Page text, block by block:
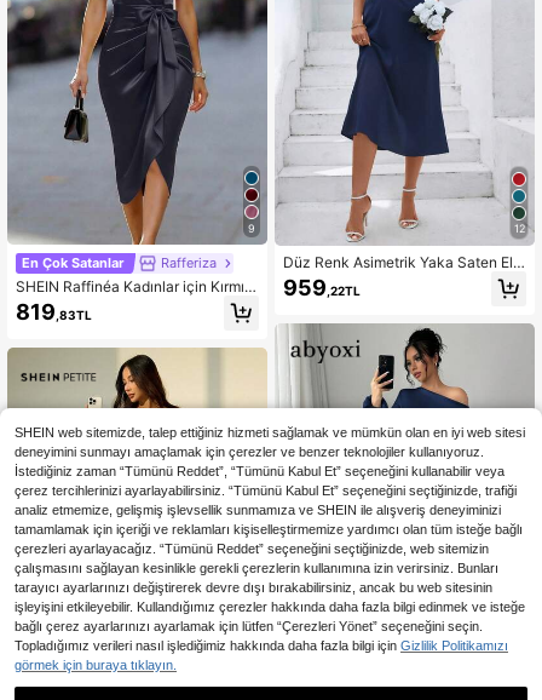
9
En Çok Satanlar Rafferiza
SHEIN Raffinéa Kadınlar için Kırmızı
Biber Rengi V Yaka Saten Kumaş Ç
apraz Ön Detaylı Büzgülü Etek Ucu
Göz Alıcı Etkinlikler ve Romantik Bu
luşmalar İçin Uygundur.
819 ,83TL
12
Düz Renk Asimetrik Yaka Saten Elbi
se Parti Yaz Şık
959 ,22TL
En Çok Satanlar abyoxi-chic
SHEIN web sitemizde, talep ettiğiniz hizmeti sağlamak ve mümkün olan en iyi web sitesi
deneyimini sunmayı amaçlamak için çerezler ve benzer teknolojiler kullanıyoruz.
İstediğiniz zaman “Tümünü Reddet”, “Tümünü Kabul Et” seçeneğini kullanabilir veya
çerez tercihlerinizi ayarlayabilirsiniz. “Tümünü Kabul Et” seçeneğini seçtiğinizde, trafiği
analiz etmemize, gelişmiş işlevsellik sunmamıza ve SHEIN ile alışveriş deneyiminizi
tamamlamak için içeriği ve reklamları kişiselleştirmemize yardımcı olan tüm isteğe bağlı
çerezleri ayarlayacağız. “Tümünü Reddet” seçeneğini seçtiğinizde, web sitemizin
çalışmasını sağlayan kesinlikle gerekli çerezlerin kullanımına izin verirsiniz. Bunları
tarayıcı ayarlarınızı değiştirerek devre dışı bırakabilirsiniz, ancak bu web sitesinin
işleyişini etkileyebilir. Kullandığımız çerezler hakkında daha fazla bilgi edinmek ve isteğe
bağlı çerez ayarlarınızı ayarlamak için lütfen “Çerezleri Yönet” seçeneğini seçin.
Topladığımız verileri nasıl işlediğimiz hakkında daha fazla bilgi için Gizlilik Politikamızı
görmek için buraya tıklayın.